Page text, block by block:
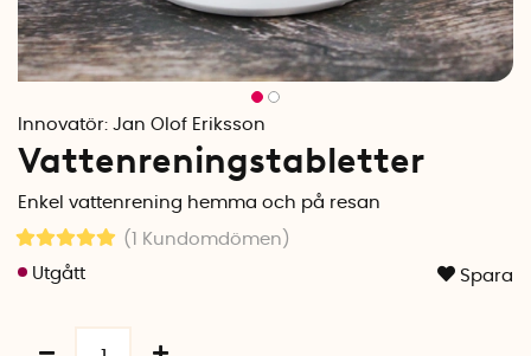
Innovatör: Jan Olof Eriksson
Vattenreningstabletter
Enkel vattenrening hemma och på resan
(1 Kundomdömen )
Spara